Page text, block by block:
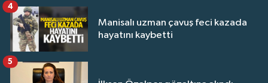
Manisalı uzman çavuş feci kazada
hayatını kaybetti
4
5